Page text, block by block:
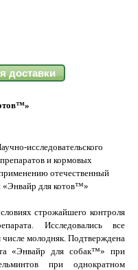
исследовательского
и кормовых
отечественный
«Энвайр для котов™»
строжайшего контроля
Исследовались все
молодняк. Подтверждена
«Энвайр для собак™» при
при однократном